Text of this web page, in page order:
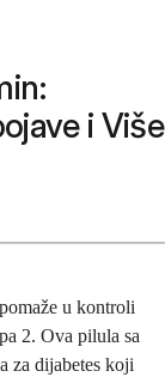
i Više
u kontroli
2. Ova pilula sa
za dijabetes koji